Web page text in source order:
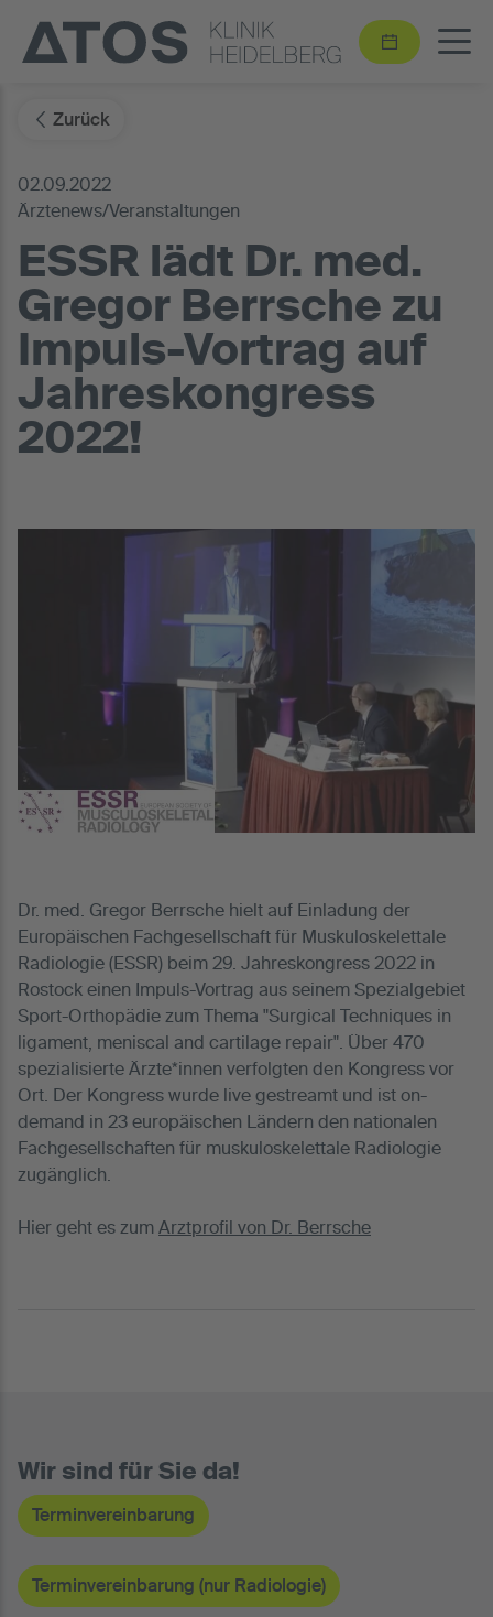
Zurück
02.09.2022
Ärztenews/Veranstaltungen
ESSR lädt Dr. med.
Gregor Berrsche zu
Impuls-Vortrag auf
Jahreskongress
2022!
Dr. med. Gregor Berrsche hielt auf Einladung der
Europäischen Fachgesellschaft für Muskuloskelettale
Radiologie (ESSR) beim 29. Jahreskongress 2022 in
Rostock einen Impuls-Vortrag aus seinem Spezialgebiet
Sport-Orthopädie zum Thema "Surgical Techniques in
ligament, meniscal and cartilage repair". Über 470
spezialisierte Ärzte*innen verfolgten den Kongress vor
Ort. Der Kongress wurde live gestreamt und ist on-
demand in 23 europäischen Ländern den nationalen
Fachgesellschaften für muskuloskelettale Radiologie
zugänglich.
Hier geht es zum Arztprofil von Dr. Berrsche
Wir sind für Sie da!
Terminvereinbarung
Terminvereinbarung (nur Radiologie)